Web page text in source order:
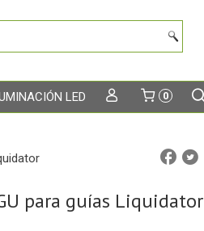
LED 0
para guías Liquidator